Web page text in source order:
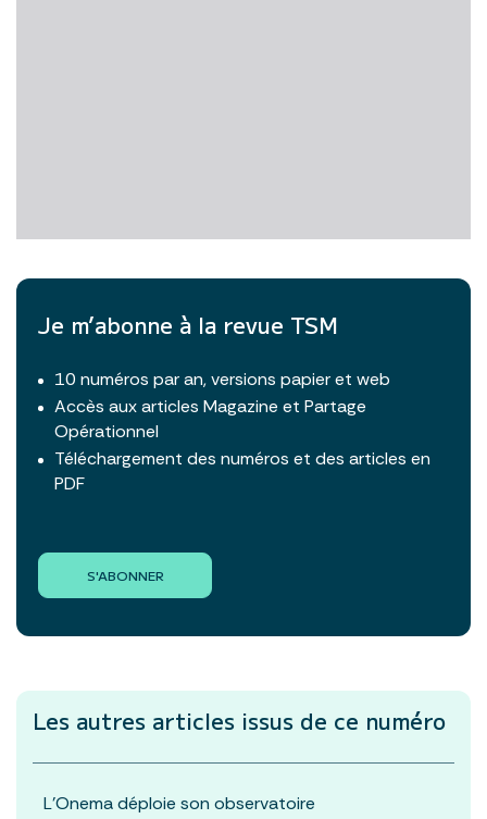
Je m’abonne à la revue TSM
10 numéros par an, versions papier et web
Accès aux articles Magazine et Partage
Opérationnel
Téléchargement des numéros et des articles en
PDF
S'ABONNER
Les autres articles issus de ce numéro
L’Onema déploie son observatoire